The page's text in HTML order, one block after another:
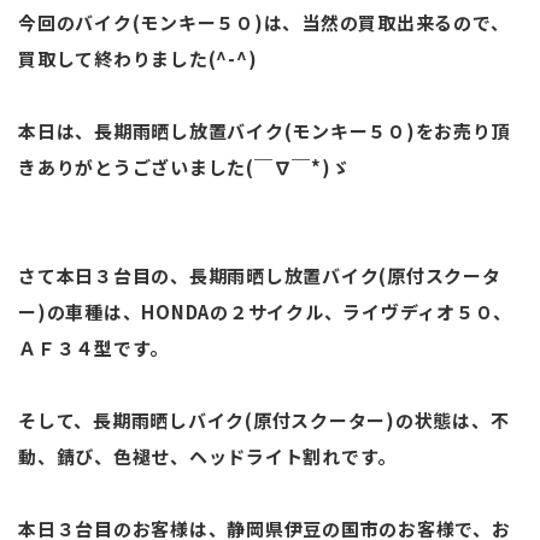
今回のバイク(モンキー５０)は、当然の買取出来るので、
買取して終わりました(^-^)
本日は、長期雨晒し放置バイク(モンキー５０)をお売り頂
きありがとうございました(￣∇￣*)ゞ
さて本日３台目の、長期雨晒し放置バイク(原付スクータ
ー)の車種は、HONDAの２サイクル、ライヴディオ５０、
ＡＦ３４型です。
そして、長期雨晒しバイク(原付スクーター)の状態は、不
動、錆び、色褪せ、ヘッドライト割れです。
本日３台目のお客様は、静岡県伊豆の国市のお客様で、お